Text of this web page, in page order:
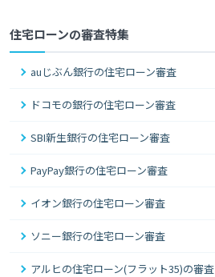
住宅ローンの審査特集
auじぶん銀行の住宅ローン審査
ドコモの銀行の住宅ローン審査
SBI新生銀行の住宅ローン審査
PayPay銀行の住宅ローン審査
イオン銀行の住宅ローン審査
ソニー銀行の住宅ローン審査
アルヒの住宅ローン(フラット35)の審査